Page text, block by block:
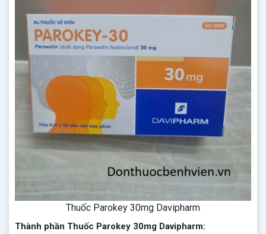
Thuốc Parokey 30mg Davipharm
Thành phần Thuốc Parokey 30mg Davipharm: